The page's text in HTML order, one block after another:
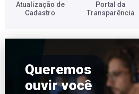
Atualização de
Cadastro​
Portal da
Transparência​
Queremos
ouvir você